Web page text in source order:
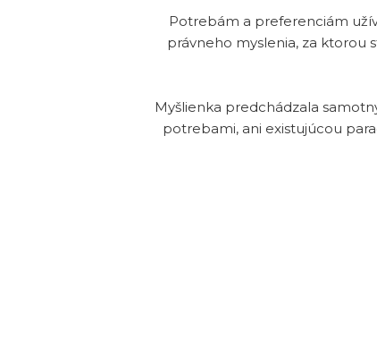
Potrebám a preferenciám
právneho myslenia, za ktorou
Myšlienka predchádzala
potrebami, ani existujúcou